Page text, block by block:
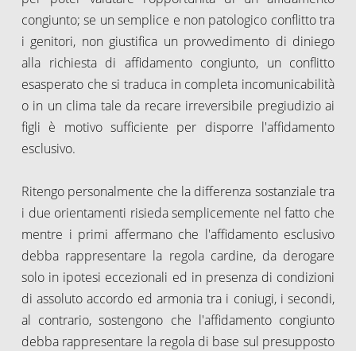
congiunto; se un semplice e non patologico conflitto tra
i genitori, non giustifica un provvedimento di diniego
alla richiesta di affidamento congiunto, un conflitto
esasperato che si traduca in completa incomunicabilità
o in un clima tale da recare irreversibile pregiudizio ai
figli è motivo sufficiente per disporre l'affidamento
esclusivo.
Ritengo personalmente che la differenza sostanziale tra
i due orientamenti risieda semplicemente nel fatto che
mentre i primi affermano che l'affidamento esclusivo
debba rappresentare la regola cardine, da derogare
solo in ipotesi eccezionali ed in presenza di condizioni
di assoluto accordo ed armonia tra i coniugi, i secondi,
al contrario, sostengono che l'affidamento congiunto
debba rappresentare la regola di base sul presupposto